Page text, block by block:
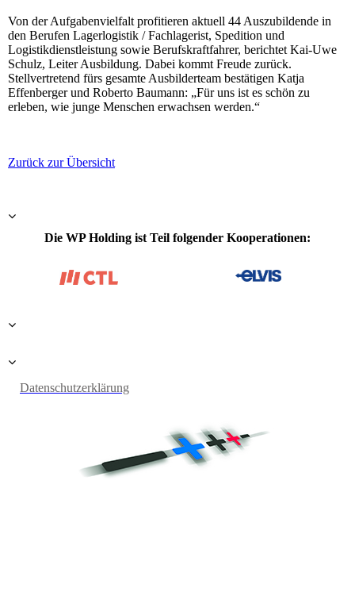
Von der Aufgabenvielfalt profitieren aktuell 44 Auszubildende in
den Berufen Lagerlogistik / Fachlagerist, Spedition und
Logistikdienstleistung sowie Berufskraftfahrer, berichtet Kai-Uwe
Schulz, Leiter Ausbildung. Dabei kommt Freude zurück.
Stellvertretend fürs gesamte Ausbilderteam bestätigen Katja
Effenberger und Roberto Baumann: „Für uns ist es schön zu
erleben, wie junge Menschen erwachsen werden.“
Zurück zur Übersicht
Die WP Holding ist Teil folgender Kooperationen:
Datenschutzerklärung